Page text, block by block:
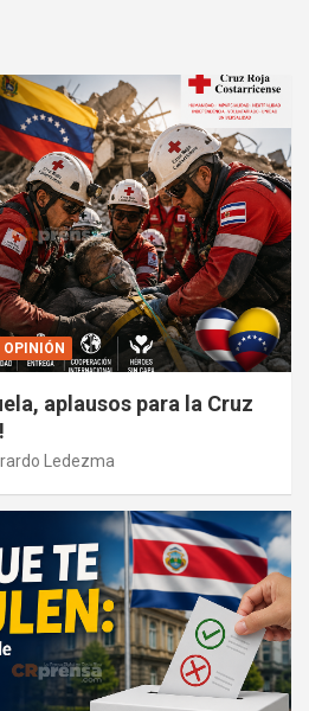
OPINIÓN
aplausos para la Cruz
Ledezma